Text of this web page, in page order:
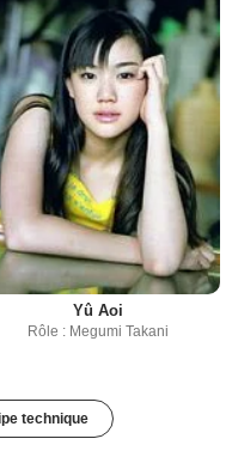
Yû Aoi
Rôle : Megumi Takani
technique